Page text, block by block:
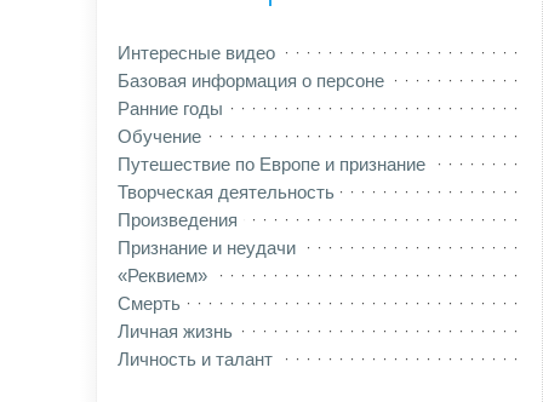
Интересные видео
Базовая информация о персоне
Ранние годы
Обучение
Путешествие по Европе и признание
Творческая деятельность
Произведения
Признание и неудачи
«Реквием»
Смерть
Личная жизнь
Личность и талант